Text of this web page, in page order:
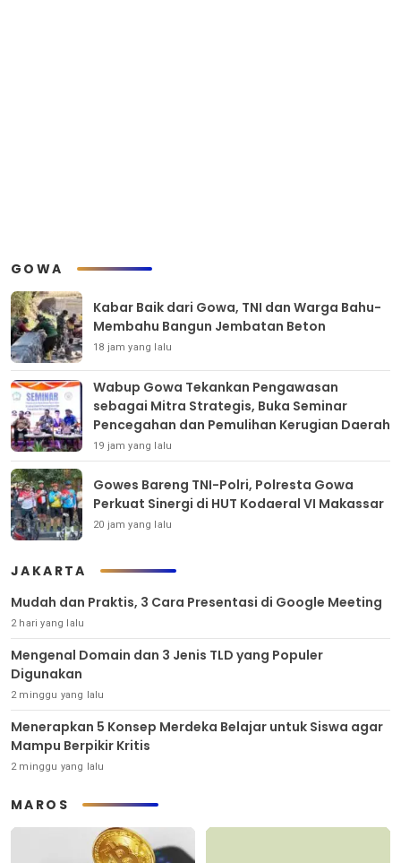
GOWA
Kabar Baik dari Gowa, TNI dan Warga Bahu-
Membahu Bangun Jembatan Beton
18 jam yang lalu
Wabup Gowa Tekankan Pengawasan
sebagai Mitra Strategis, Buka Seminar
Pencegahan dan Pemulihan Kerugian Daerah
19 jam yang lalu
Gowes Bareng TNI-Polri, Polresta Gowa
Perkuat Sinergi di HUT Kodaeral VI Makassar
20 jam yang lalu
JAKARTA
Mudah dan Praktis, 3 Cara Presentasi di Google Meeting
2 hari yang lalu
Mengenal Domain dan 3 Jenis TLD yang Populer
Digunakan
2 minggu yang lalu
Menerapkan 5 Konsep Merdeka Belajar untuk Siswa agar
Mampu Berpikir Kritis
2 minggu yang lalu
MAROS